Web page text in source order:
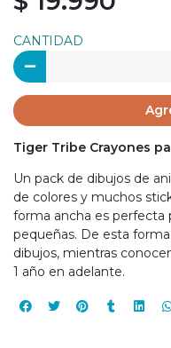
CANTIDAD
Tiger Tribe Crayones
Un pack de dibujos de
de colores y muchos
forma ancha es perfecta
pequeñas. De esta
dibujos, mientras
1 año en adelante.